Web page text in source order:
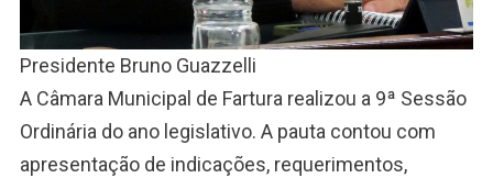
Presidente Bruno Guazzelli
A Câmara Municipal de Fartura realizou a 9ª Sessão
Ordinária do ano legislativo. A pauta contou com
apresentação de indicações, requerimentos,